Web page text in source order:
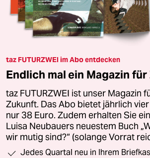
taz FUTURZWEI im Abo entdecken
Endlich mal ein Magazin
taz FUTURZWEI ist unser Magazin
Zukunft. Das Abo bietet jährlich
nur 38 Euro. Zudem erhalten Sie
Luisa Neubauers neuestem Buch
wir mutig sind?“ (solange Vorrat
Jedes Quartal neu in Ihrem